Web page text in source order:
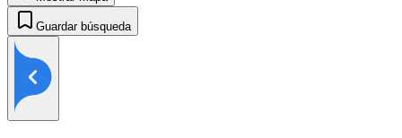
Guardar búsqueda